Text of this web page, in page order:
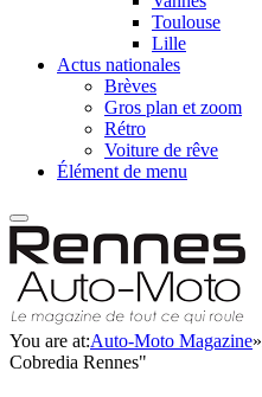
Toulouse
Lille
Actus nationales
Brèves
Gros plan et zoom
Rétro
Voiture de rêve
Élément de menu
You are at:Auto-Moto Magazine»
Cobredia Rennes"